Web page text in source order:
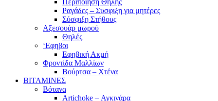
Περιποίηση Θηλής
Ραγάδες – Συσφιξη για μητέρες
Σύσφιξη Στήθους
Αξεσουάρ μωρού
Θηλές
‘Εφηβοι
Εφηβική Ακμή
Φροντίδα Μαλλίων
Βούρτσα – Χτένα
ΒΙΤΑΜΙΝΕΣ
Βότανα
Artichoke – Αγκινάρα